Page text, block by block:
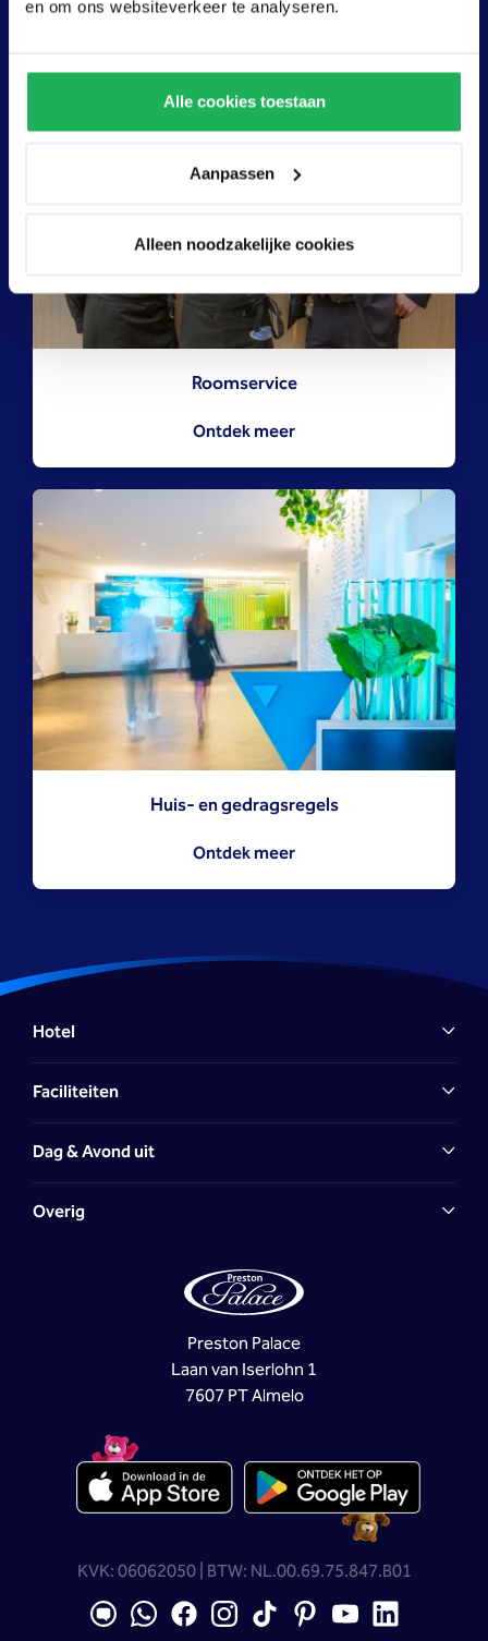
en om ons websiteverkeer te analyseren.
Alle cookies toestaan
Aanpassen
Alleen noodzakelijke cookies
Ontdek meer
Roomservice
Ontdek meer
Huis- en gedragsregels
Ontdek meer
Hotel
Faciliteiten
Dag & Avond uit
Overig
Preston Palace
Laan van Iserlohn 1
7607 PT Almelo
KVK: 06062050 | BTW: NL.00.69.75.847.B01